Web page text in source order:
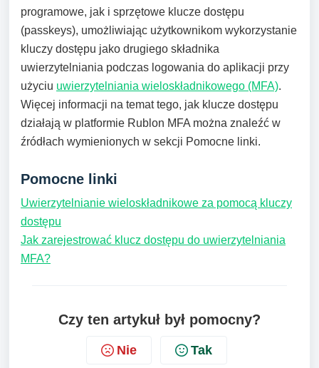
programowe, jak i sprzętowe klucze dostępu
(passkeys), umożliwiając użytkownikom wykorzystanie
kluczy dostępu jako drugiego składnika
uwierzytelniania podczas logowania do aplikacji przy
użyciu uwierzytelniania wieloskładnikowego (MFA).
Więcej informacji na temat tego, jak klucze dostępu
działają w platformie Rublon MFA można znaleźć w
źródłach wymienionych w sekcji Pomocne linki.
Pomocne linki
Uwierzytelnianie wieloskładnikowe za pomocą kluczy
dostępu
Jak zarejestrować klucz dostępu do uwierzytelniania
MFA?
Czy ten artykuł był pomocny?
Nie Tak